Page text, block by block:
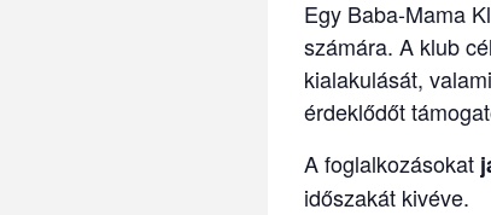
Egy Baba-Mama
számára. A klub
kialakulását,
érdeklődőt
A foglalkozásokat
időszakát kivéve.